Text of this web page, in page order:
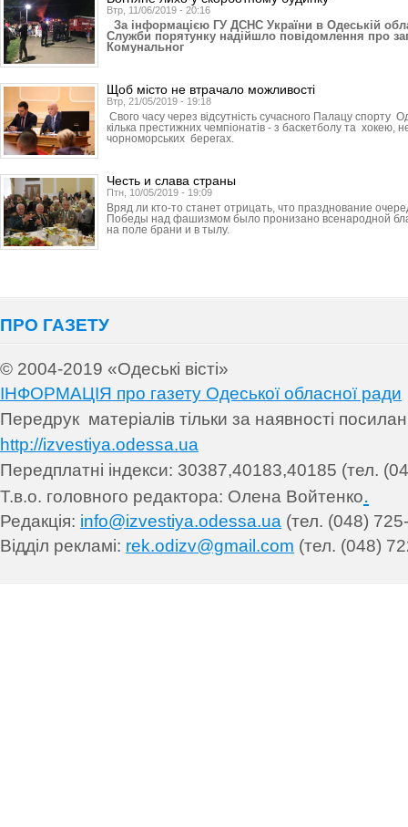
Втр, 11/06/2019 - 20:16
За інформацією ГУ ДСНС України в Одеській
Служби порятунку надійшло повідомлення про
Комунальног
Щоб місто не втрачало можливості
Втр, 21/05/2019 - 19:18
Свого часу через відсутність сучасного Палацу спорту
кілька престижних чемпіонатів - з баскетболу та хокею,
чорноморських берегах.
Честь и слава страны
Птн, 10/05/2019 - 19:09
Вряд ли кто-то станет отрицать, что празднование
Победы над фашизмом было пронизано всенародной
на поле брани и в тылу.
ПРО ГАЗЕТУ
© 2004-2019 «Одеські вісті»
ІНФОРМАЦІЯ про газету Одеської обласної ради
Передрук матеріалів тільки за наявності
http://izvestiya.odessa.ua
Передплатні індекси: 30387,40183,40185 (тел.
Т.в.о. головного редактора: Олена Войтенко.
Редакція: info@izvestiya.odessa.ua (тел. (048)
Відділ рекламі: rek.odizv@gmail.com (тел. (048)